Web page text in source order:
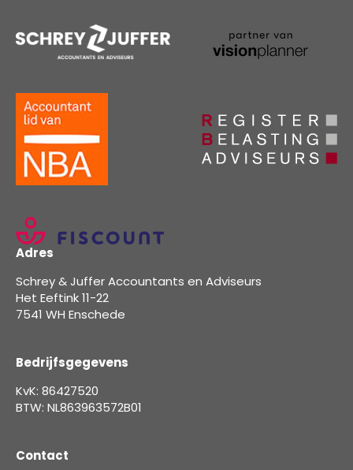
Adres
Schrey & Juffer Accountants en Adviseurs
Het Eeftink 11-22
7541 WH Enschede
Bedrijfsgegevens
KvK: 86427520
BTW: NL863963572B01
Contact